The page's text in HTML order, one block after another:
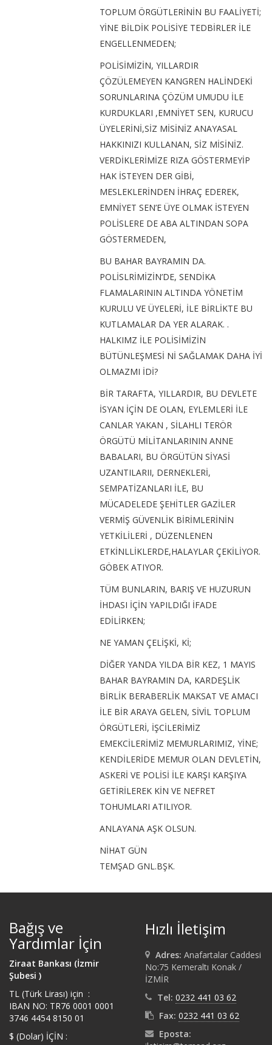
TOPLUM ÖRGÜTLERİNİN BU FAALİYETİ;
YİNE BİLDİK POLİSİYE TEDBİRLER İLE
ENGELLENMEDEN;
POLİSİMİZİN, YILLARDIR
ÇÖZÜLEMEYEN KANGREN HALİNDEKİ
SORUNLARINA ÇÖZÜM UMUDU İLE
KURDUKLARI ,EMNİYET SEN, KURUCU
ÜYELERİNİ,SİZ MİSİNİZ ANAYASAL
HAKKINIZI KULLANAN, SİZ MİSİNİZ.
VERDİKLERİMİZE RIZA GÖSTERMEYİP
HAK İSTEYEN DER GİBİ,
MESLEKLERİNDEN İHRAÇ EDEREK,
EMNİYET SEN’E ÜYE OLMAK İSTEYEN
POLİSLERE DE ABA ALTINDAN SOPA
GÖSTERMEDEN,
BU BAHAR BAYRAMIN DA.
POLİSLRİMİZİN’DE, SENDİKA
FLAMALARININ ALTINDA YÖNETİM
KURULU VE ÜYELERİ, İLE BİRLİKTE BU
KUTLAMALAR DA YER ALARAK. .
HALKIMZ İLE POLİSİMİZİN
BÜTÜNLEŞMESİ Nİ SAĞLAMAK DAHA İYİ
OLMAZMI İDİ?
BİR TARAFTA, YILLARDIR, BU DEVLETE
İSYAN İÇİN DE OLAN, EYLEMLERİ İLE
CANLAR YAKAN , SİLAHLI TERÖR
ÖRGÜTÜ MİLİTANLARININ ANNE
BABALARI, BU ÖRGÜTÜN SİYASİ
UZANTILARII, DERNEKLERİ,
SEMPATİZANLARI İLE, BU
MÜCADELEDE ŞEHİTLER GAZİLER
VERMİŞ GÜVENLİK BİRİMLERİNİN
YETKİLİLERİ , DÜZENLENEN
ETKİNLLİKLERDE,HALAYLAR ÇEKİLİYOR.
GÖBEK ATIYOR.
TÜM BUNLARIN, BARIŞ VE HUZURUN
İHDASI İÇİN YAPILDIĞI İFADE
EDİLİRKEN;
NE YAMAN ÇELİŞKİ, Kİ;
DİĞER YANDA YILDA BİR KEZ, 1 MAYIS
BAHAR BAYRAMIN DA, KARDEŞLİK
BİRLİK BERABERLİK MAKSAT VE AMACI
İLE BİR ARAYA GELEN, SİVİL TOPLUM
ÖRGÜTLERİ, İŞCİLERİMİZ
EMEKCİLERİMİZ MEMURLARIMIZ, YİNE;
KENDİLERİDE MEMUR OLAN DEVLETİN,
ASKERİ VE POLİSİ İLE KARŞI KARŞIYA
GETİRİLEREK KİN VE NEFRET
TOHUMLARI ATILIYOR.
ANLAYANA AŞK OLSUN.
NİHAT GÜN
TEMŞAD GNL.BŞK.
Bağış ve
Yardımlar İçin
Ziraat Bankası (İzmir
Şubesi )
TL (Türk Lirası) için :
IBAN NO: TR76 0001 0001
3746 4454 8150 01
$ (Dolar) İÇİN :
Hızlı İletişim
Adres: Anafartalar Caddesi
No:75 Kemeraltı Konak /
İZMİR
Tel: 0232 441 03 62
Fax: 0232 441 03 62
Eposta: